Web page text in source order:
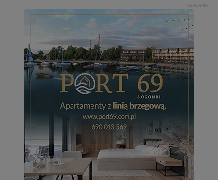
REKLAMA
zabronić ich przetwarzania. Pamiętaj jednak, że nie
zawsze jest możliwe techniczne zrealizowanie Twoich
praw w odniesieniu do informacji zawartych w plikach
cookies. Twoja przeglądarka umożliwia Ci skasowanie
tych plików - w pewnych przypadkach nie możemy tego
zrobić za Ciebie.
Dziękujemy, i życzmy miłego odkrywania Mazur na